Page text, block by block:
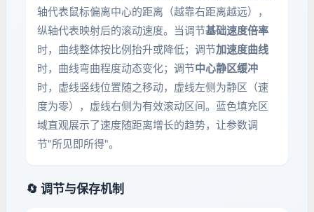
轴代表鼠标偏离中心的距离（越靠右距离越远），
纵轴代表映射后的滚动速度。当调节基础速度倍率
时，曲线整体按比例抬升或降低；调节加速度曲线
时，曲线弯曲程度动态变化；调节 中心静区缓冲
时，虚线竖线位置随之移动，虚线左侧为静区（速
度为零），虚线右侧为有效滚动区间。蓝色填充区
域直观展示了速度随距离增长的趋势，让参数调
节"所见即所得"。
🔄 调节与保存机制